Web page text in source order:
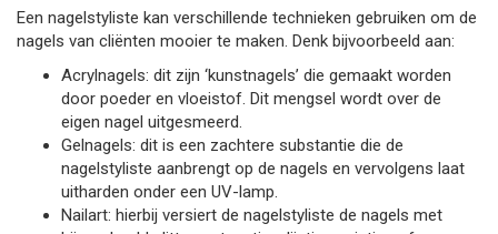
Een nagelstyliste kan verschillende technieken gebruiken om de
nagels van cliënten mooier te maken. Denk bijvoorbeeld aan:
Acrylnagels: dit zijn ‘kunstnagels’ die gemaakt worden
door poeder en vloeistof. Dit mengsel wordt over de
eigen nagel uitgesmeerd.
Gelnagels: dit is een zachtere substantie die de
nagelstyliste aanbrengt op de nagels en vervolgens laat
uitharden onder een UV-lamp.
Nailart: hierbij versiert de nagelstyliste de nagels met